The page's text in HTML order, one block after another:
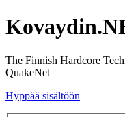
The Finnish Hardcore
QuakeNet
Hyppää sisältöön